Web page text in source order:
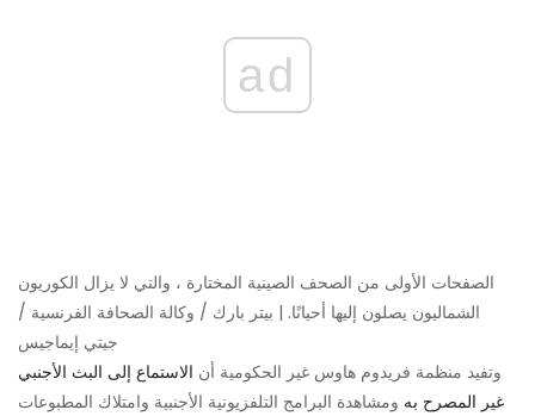
ad
الصفحات الأولى من الصحف الصينية المختارة ، والتي لا يزال الكوريون
الشماليون يصلون إليها أحيانًا. | بيتر بارك / وكالة الصحافة الفرنسية /
جيتي إيماجيس
وتفيد منظمة فريدوم هاوس غير الحكومية أن الاستماع إلى البث الأجنبي
غير المصرح به ومشاهدة البرامج التلفزيونية الأجنبية وامتلاك المطبوعات